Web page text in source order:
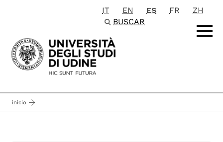
Passa al contenuto principale
IT EN ES FR
ZH
BUSCAR
inicio